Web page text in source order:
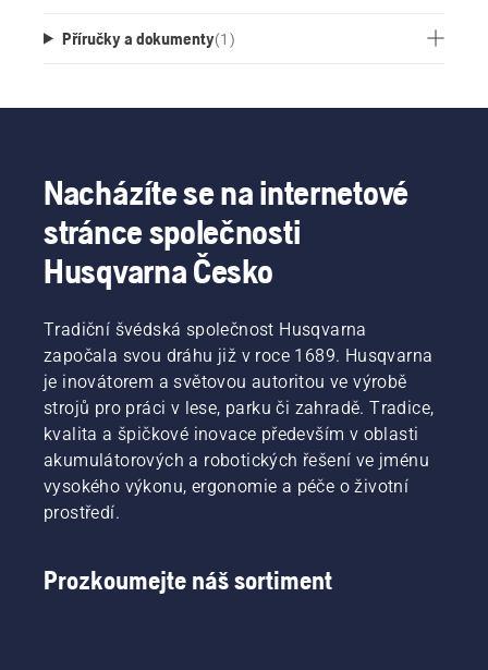
Příručky a dokumenty(1 )
Nacházíte se na internetové
stránce společnosti
Husqvarna Česko
Tradiční švédská společnost Husqvarna
započala svou dráhu již v roce 1689. Husqvarna
je inovátorem a světovou autoritou ve výrobě
strojů pro práci v lese, parku či zahradě. Tradice,
kvalita a špičkové inovace především v oblasti
akumulátorových a robotických řešení ve jménu
vysokého výkonu, ergonomie a péče o životní
prostředí.
Prozkoumejte náš sortiment